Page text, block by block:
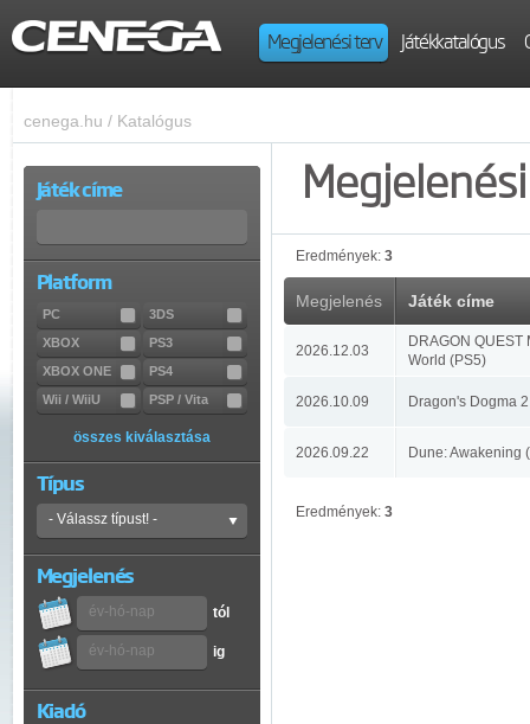
Megjelenési terv Játékkatalógus
cenega.hu / Katalógus
Játék címe
Platform
PC
3DS
XBOX
PS3
XBOX ONE
PS4
Wii / WiiU
PSP / Vita
összes kiválasztása
Típus
Megjelenés
tól
ig
Kiadó
Eredmények: 3
Megjelenés Játék címe
2026.12.03
DRAGON QUEST
World (PS5)
2026.10.09 Dragon's Dogma
2026.09.22 Dune: Awakening
Eredmények: 3